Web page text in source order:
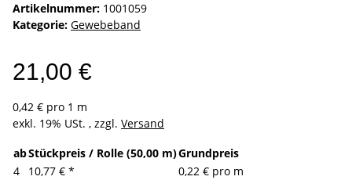
Artikelnummer: 1001059
Kategorie: Gewebeband
21,00 €
0,42 € pro 1 m
exkl. 19% USt. , zzgl. Versand
abStückpreis / Rolle (50,00 m)Grundpreis
4
10,77 € *
0,22 € pro m